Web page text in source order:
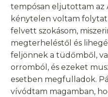
tempósan eljutottam az
kénytelen voltam
felvett szokásom,
megterheléstől és
feljönnek a tüdőmből,
orromból, és ezeket
esetben megfulladok.
vívódtam magamban,